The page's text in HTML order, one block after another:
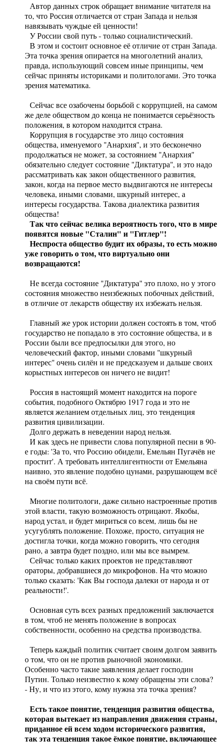
Автор данных строк обращает внимание читателя на
то, что Россия отличается от стран Запада и нельзя
навязывать чуждые ей ценности!
У России свой путь - только социалистический.
В этом и состоит основное её отличие от стран Запада.
Эта точка зрения опирается на многолетний анализ,
правда, использующий совсем иные принципы, чем
сейчас приняты историками и политологами. Это точка
зрения математика.
Сейчас все озабочены борьбой с коррупцией, на самом
же деле обществом до конца не понимается серьёзность
положения, в котором находится страна.
Коррупция в государстве это лицо состояния
общества, именуемого "Анархия", и это бесконечно
продолжаться не может, за состоянием "Анархия"
обязательно следует состояние "Диктатура", и это надо
рассматривать как закон общественного развития,
закон, когда на первое место выдвигаются не интересы
человека, иными словами, шкурный интерес, а
интересы государства. Такова диалектика развития
общества!
Так что сейчас велика вероятность того, что в мире
появятся новые "Сталин" и "Гитлер"!
Неспроста общество будит их образы, то есть можно
уже говорить о том, что виртуально они
возвращаются!
Не всегда состояние "Диктатура" это плохо, но у этого
состояния множество неизбежных побочных действий,
в отличие от лекарств обществу их избежать нельзя.
Главный же урок истории должен состоять в том, чтоб
государство не попадало в это состояние общества, и в
России были все предпосылки для этого, но
человеческий фактор, иными словами "шкурный
интерес" очень силён и не предсказуем и дальше своих
корыстных интересов он ничего не видит!
Россия в настоящий момент находится на пороге
события, подобного Октябрю 1917 года и это не
является желанием отдельных лиц, это тенденция
развития цивилизации.
Долго держать в неведении народ нельзя.
И как здесь не привести слова популярной песни в 90-
е годы: 'За то, что Россию обидели, Емельян Пугачёв не
простит'. А требовать интеллигентности от Емельяна
наивно, это явление подобно цунами, разрушающем всё
на своём пути всё.
Многие политологи, даже сильно настроенные против
этой власти, такую возможность отрицают. Якобы,
народ устал, и будет мириться со всем, лишь бы не
усугублять положение. Похоже, просто, ситуация не
достигла точки, когда можно говорить, что сегодня
рано, а завтра будет поздно, или мы все вымрем.
Сейчас только каких проектов не представляют
ораторы, добравшиеся до микрофонов. На что можно
только сказать: 'Как Вы господа далеки от народа и от
реальности!'.
Основная суть всех разных предложений заключается
в том, чтоб не менять положение в вопросах
собственности, особенно на средства производства.
Теперь каждый политик считает своим долгом заявить
о том, что он не против рыночной экономики.
Особенно часто такие заявления делает господин
Путин. Только неизвестно к кому обращены эти слова?
- Ну, и что из этого, кому нужна эта точка зрения?
Есть такое понятие, тенденция развития общества,
которая вытекает из направления движения страны,
приданное ей всем ходом исторического развития,
так эта тенденция такое ёмкое понятие, включающее